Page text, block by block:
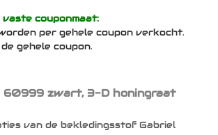
couponmaat:
per gehele coupon verkocht.
gehele coupon.
60999 zwart, 3-D honingraat
van de bekledingsstof Gabriel